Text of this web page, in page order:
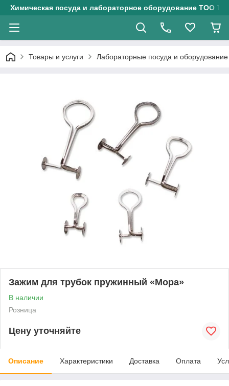
Химическая посуда и лабораторное оборудование ТОО
Товары и услуги Лабораторные посуда и оборудование
Зажим для трубок пружинный «Мора»
В наличии
Розница
Цену уточняйте
Описание Характеристики Доставка Оплата